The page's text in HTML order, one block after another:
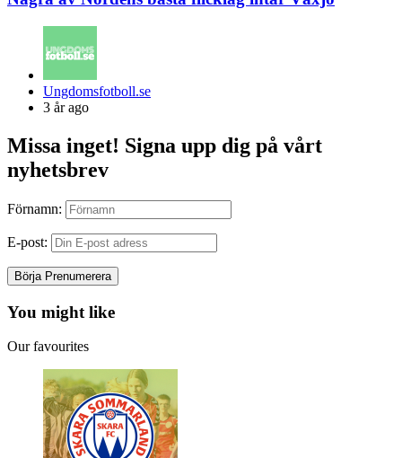
Posted
by
Ungdomsfotboll.se
3 år ago
Missa inget! Signa upp dig på vårt
nyhetsbrev
Förnamn:
E-post:
You might like
Our favourites